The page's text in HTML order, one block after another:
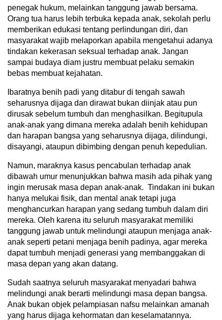
penegak hukum, melainkan tanggung jawab bersama.
Orang tua harus lebih terbuka kepada anak, sekolah perlu
memberikan edukasi tentang perlindungan diri, dan
masyarakat wajib melaporkan apabila mengetahui adanya
tindakan kekerasan seksual terhadap anak. Jangan
sampai budaya diam justru membuat pelaku semakin
bebas membuat kejahatan.
Ibaratnya benih padi yang ditabur di tengah sawah
seharusnya dijaga dan dirawat bukan diinjak atau pun
dirusak sebelum tumbuh dan menghasilkan. Begitupula
anak-anak yang dimana mereka adalah benih kehidupan
dan harapan bangsa yang seharusnya dijaga, dilindungi,
disayangi, ataupun dibimbing dengan penuh kepedulian.
Namun, maraknya kasus pencabulan terhadap anak
dibawah umur menunjukkan bahwa masih ada pihak yang
ingin merusak masa depan anak-anak. Tindakan ini bukan
hanya melukai fisik, dan mental anak tetapi juga
menghancurkan harapan yang sedang tumbuh dalam diri
mereka. Oleh karena itu seluruh masyarakat memiliki
tanggung jawab untuk melindungi ataupun menjaga anak-
anak seperti petani menjaga benih padinya, agar mereka
dapat tumbuh menjadi generasi yang membanggakan di
masa depan yang akan datang.
Sudah saatnya seluruh masyarakat menyadari bahwa
melindungi anak berarti melindungi masa depan bangsa.
Anak bukan objek pelampiasan nafsu melainkan amanah
yang harus dijaga kehormatan dan keselamatannya.